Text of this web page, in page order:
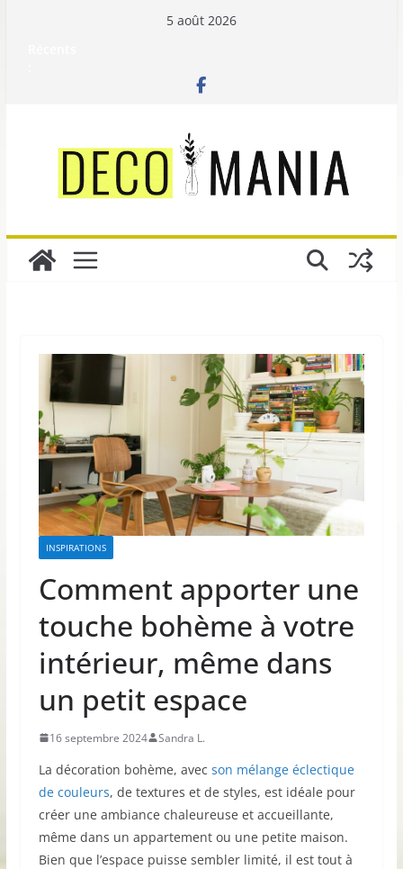
5 août 2026
INSPIRATIONS
Comment apporter une
touche bohème à votre
intérieur, même dans
un petit espace
16 septembre 2024 Sandra L.
La décoration bohème, avec son mélange éclectique
de couleurs, de textures et de styles, est idéale pour
créer une ambiance chaleureuse et accueillante,
même dans un appartement ou une petite maison.
Bien que l’espace puisse sembler limité, il est tout à